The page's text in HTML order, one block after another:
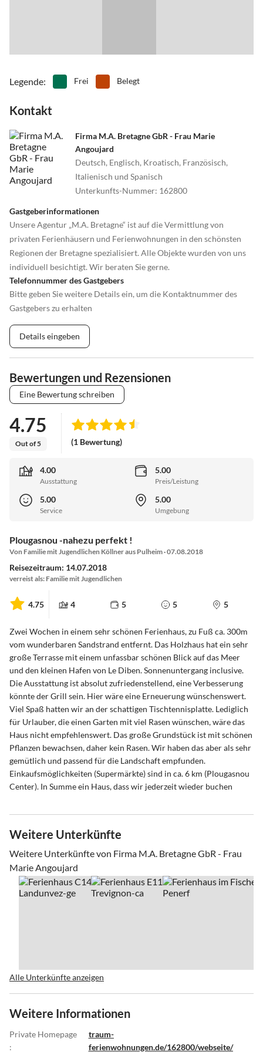
Legende: Frei Belegt
Kontakt
Firma M.A. Bretagne GbR - Frau Marie
Angoujard
Deutsch, Englisch, Kroatisch, Französisch,
Italienisch und Spanisch
Unterkunfts-Nummer: 162800
Gastgeberinformationen
Unsere Agentur „M.A. Bretagne“ ist auf die Vermittlung von
privaten Ferienhäusern und Ferienwohnungen in den schönsten
Regionen der Bretagne spezialisiert. Alle Objekte wurden von uns
individuell besichtigt. Wir beraten Sie gerne.
Telefonnummer des Gastgebers
Bitte geben Sie weitere Details ein, um die Kontaktnummer des
Gastgebers zu erhalten
Details eingeben
Bewertungen und Rezensionen
Eine Bewertung schreiben
4.75
Out of 5 (1 Bewertung)
4.00
Ausstattung
5.00
Preis/Leistung
5.00
Service
5.00
Umgebung
Plougasnou -nahezu perfekt !
Von Familie mit Jugendlichen Köllner aus Pulheim · 07.08.2018
Reisezeitraum: 14.07.2018
verreist als: Familie mit Jugendlichen
4.75 4 5 5 5
Zwei Wochen in einem sehr schönen Ferienhaus, zu Fuß ca. 300m
vom wunderbaren Sandstrand entfernt. Das Holzhaus hat ein sehr
große Terrasse mit einem unfassbar schönen Blick auf das Meer
und den kleinen Hafen von Le Diben. Sonnenuntergang inclusive.
Die Ausstattung ist absolut zufriedenstellend, eine Verbesserung
könnte der Grill sein. Hier wäre eine Erneuerung wünschenswert.
Viel Spaß hatten wir an der schattigen Tischtennisplatte. Lediglich
für Urlauber, die einen Garten mit viel Rasen wünschen, wäre das
Haus nicht empfehlenswert. Das große Grundstück ist mit schönen
Pflanzen bewachsen, daher kein Rasen. Wir haben das aber als sehr
gemütlich und passend für die Landschaft empfunden.
Einkaufsmöglichkeiten (Supermärkte) sind in ca. 6 km (Plougasnou
Center). In Summe ein Haus, dass wir jederzeit wieder buchen
Weitere Unterkünfte
Weitere Unterkünfte von Firma M.A. Bretagne GbR - Frau
Marie Angoujard
Alle Unterkünfte anzeigen
Weitere Informationen
Private Homepage
:
traum-
ferienwohnungen.de/162800/webseite/